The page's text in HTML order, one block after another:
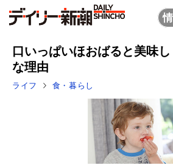
口いっぱいほおばると美味
な理由
ライフ 食・暮らし